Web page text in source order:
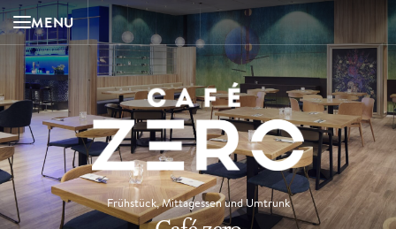
MENU
Frühstück, Mittagessen und Umtrunk